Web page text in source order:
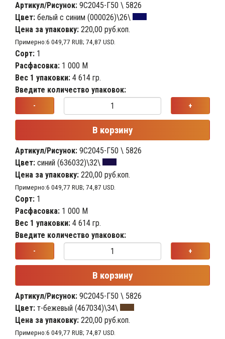
Артикул/Рисунок: 9С2045-Г50 \ 5826
Цвет: белый с синим (000026)\26\
Цена за упаковку: 220,00 руб.коп.
Примерно:6 049,77 RUB; 74,87 USD.
Сорт: 1
Расфасовка: 1 000 М
Вес 1 упаковки: 4 614 гр.
Введите количество упаковок:
- +
В корзину
Артикул/Рисунок: 9С2045-Г50 \ 5826
Цвет: синий (636032)\32\
Цена за упаковку: 220,00 руб.коп.
Примерно:6 049,77 RUB; 74,87 USD.
Сорт: 1
Расфасовка: 1 000 М
Вес 1 упаковки: 4 614 гр.
Введите количество упаковок:
- +
В корзину
Артикул/Рисунок: 9С2045-Г50 \ 5826
Цвет: т-бежевый (467034)\34\
Цена за упаковку: 220,00 руб.коп.
Примерно:6 049,77 RUB; 74,87 USD.